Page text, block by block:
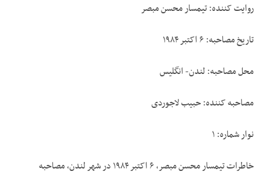
روایت کننده: تیمسار محسن مبصر
تاریخ مصاحبه: ۶ اکتبر ۱۹۸۴
محل مصاحبه: لندن- انگلیس
مصاحبه کننده: حبیب لاجوردی
نوار شماره: ۱
خاطرات تیمسار محسن مبصر، ۶ اکتبر ۱۹۸۴ در شهر لندن، مصاحبه